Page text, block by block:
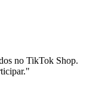
no TikTok Shop.